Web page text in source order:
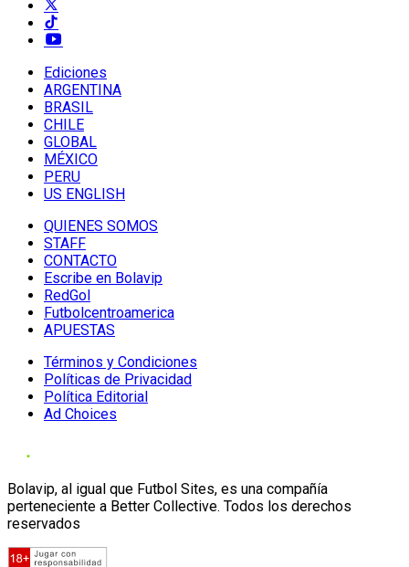
Ediciones
ARGENTINA
BRASIL
CHILE
GLOBAL
MÉXICO
PERU
US ENGLISH
QUIENES SOMOS
STAFF
CONTACTO
Escribe en Bolavip
RedGol
Futbolcentroamerica
APUESTAS
Términos y Condiciones
Políticas de Privacidad
Política Editorial
Ad Choices
Bolavip, al igual que Futbol Sites, es una compañía
perteneciente a Better Collective. Todos los derechos
reservados